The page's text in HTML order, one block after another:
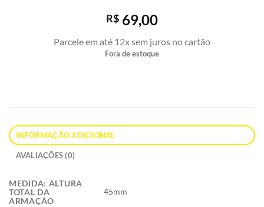
R$ 69,00
Parcele em até 12x sem juros no cartão
Fora de estoque
INFORMAÇÃO ADICIONAL
AVALIAÇÕES (0)
MEDIDA: ALTURA
TOTAL DA
ARMAÇÃO
45mm